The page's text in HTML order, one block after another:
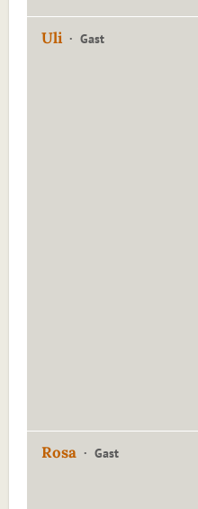
Uli Gast
Rosa Gast